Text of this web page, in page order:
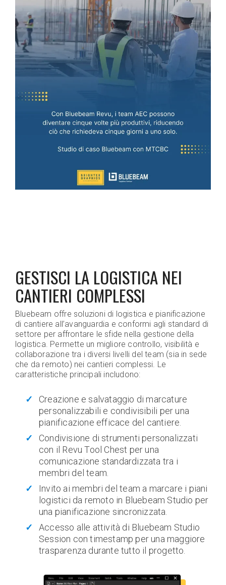
GESTISCI LA LOGISTICA NEI
CANTIERI COMPLESSI
Bluebeam offre soluzioni di logistica e pianificazione
di cantiere all’avanguardia e conformi agli standard di
settore per affrontare le sfide nella gestione della
logistica. Permette un migliore controllo, visibilità e
collaborazione tra i diversi livelli del team (sia in sede
che da remoto) nei cantieri complessi. Le
caratteristiche principali includono:
Creazione e salvataggio di marcature
personalizzabili e condivisibili per una
pianificazione efficace del cantiere.
Condivisione di strumenti personalizzati
con il Revu Tool Chest per una
comunicazione standardizzata tra i
membri del team.
Invito ai membri del team a marcare i piani
logistici da remoto in Bluebeam Studio per
una pianificazione sincronizzata.
Accesso alle attività di Bluebeam Studio
Session con timestamp per una maggiore
trasparenza durante tutto il progetto.